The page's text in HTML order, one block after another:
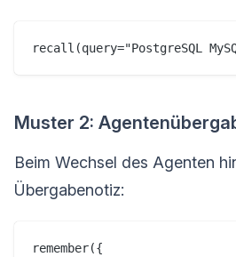
Muster 2:
Beim Wechsel des Agenten
Übergabenotiz:
remember({